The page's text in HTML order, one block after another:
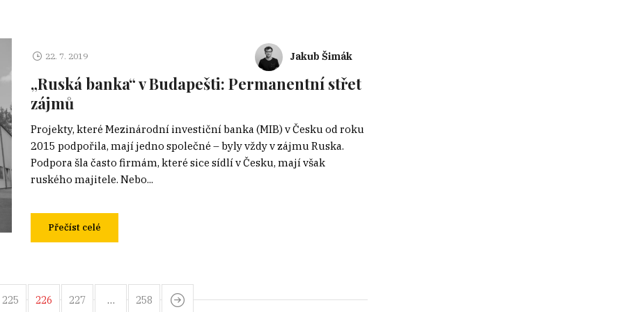
22. 7. 2019 Jakub Šimák
„Ruská banka“ v Budapešti: Permanentní střet
zájmů
Projekty, které Mezinárodní investiční banka (MIB) v Česku od roku
2015 podpořila, mají jedno společné – byly vždy v zájmu Ruska.
Podpora šla často firmám, které sice sídlí v Česku, mají však
ruského majitele. Nebo...
Přečíst celé
225 226 227 … 258